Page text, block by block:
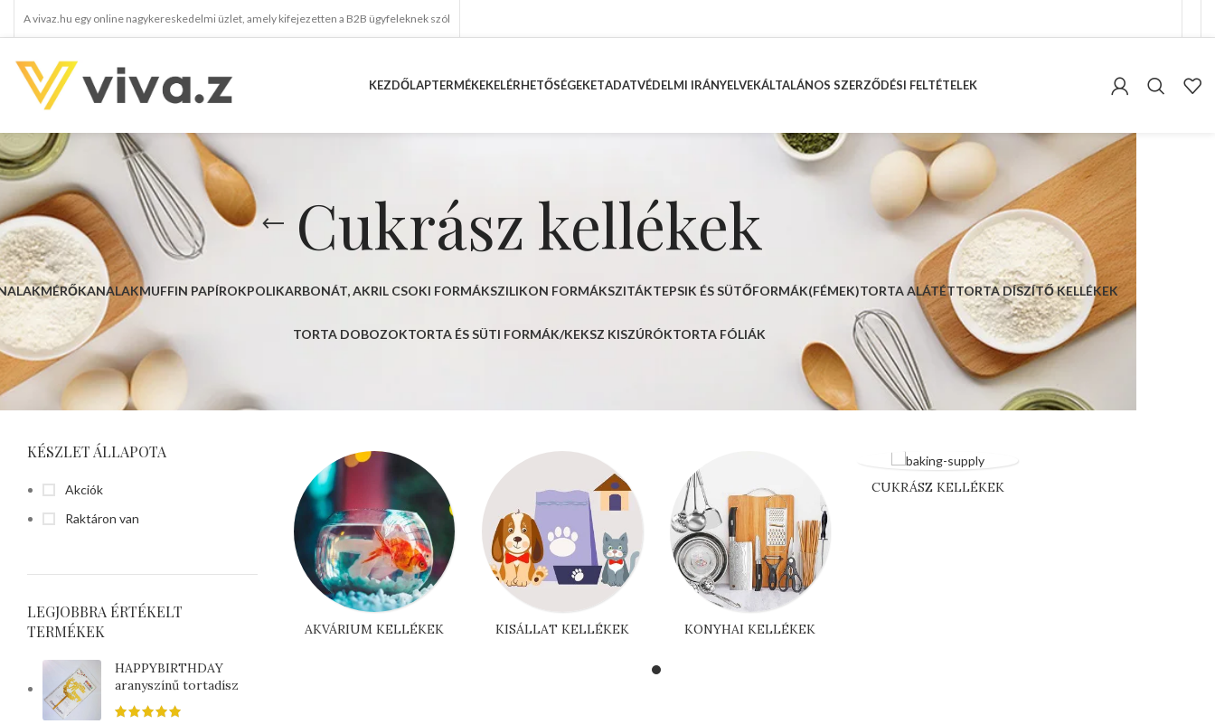
A vivaz.hu egy online nagykereskedelmi üzlet, amely kifejezetten a B2B ügyfeleknek szól
KEZDŐLAPTERMÉKEKELÉRHETŐSÉGEKETADATVÉDELMI IRÁNYELVEKÁLTALÁNOS SZERZŐDÉSI FELTÉTELEK
Cukrász kellékek
MÉRŐKANALAKMUFFIN PAPÍROKPOLIKARBONÁT, AKRIL CSOKI FORMÁKSZILIKON FORMÁKSZITÁKTEPSIK ÉS SÜTŐFORMÁK(FÉMEK)TORTA ALÁTÉTTORTA DÍSZÍTŐ KELLÉKEK
TORTA DOBOZOKTORTA ÉS SÜTI FORMÁK/KEKSZ KISZÚRÓKTORTA FÓLIÁK
KÉSZLET ÁLLAPOTA
Akciók
Raktáron van
LEGJOBBRA ÉRTÉKELT
TERMÉKEK
HAPPYBIRTHDAY
aranyszínű tortadísz
AKVÁRIUM KELLÉKEK KISÁLLAT KELLÉKEK KONYHAI KELLÉKEK
CUKRÁSZ KELLÉKEK